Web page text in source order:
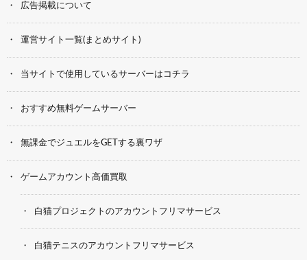
広告掲載について
運営サイト一覧(まとめサイト)
当サイトで使用しているサーバーはコチラ
おすすめ無料ゲームサーバー
無課金でジュエルをGETする裏ワザ
ゲームアカウント高価買取
白猫プロジェクトのアカウントフリマサービス
白猫テニスのアカウントフリマサービス